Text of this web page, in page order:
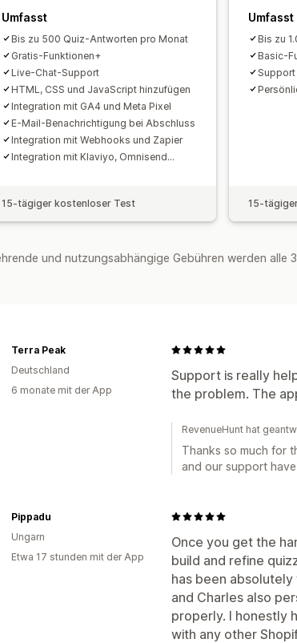
Umfasst
Bis zu 500 Quiz-Antworten pro Monat
Gratis-Funktionen+
Live-Chat-Support
HTML, CSS und JavaScript hinzufügen
Integration mit GA4 und Meta Pixel
E-Mail-Benachrichtigung bei Abschluss
Integration mit Webhooks und Zapier
Integration mit Klaviyo, Omnisend...
15-tägiger kostenloser Test
Umfasst
Bis zu
Basic-
Support
15-
und nutzungsabhängige Gebühren werden alle
Support is really
the problem. The
Terra Peak
Deutschland
6 monate mit der App
RevenueHunt hat
Thanks so much for
and our support have
Once you get the
build and refine
has been
and Charles also
properly. I honestly
with any other
Pippadu
Ungarn
Etwa 17 stunden mit der App